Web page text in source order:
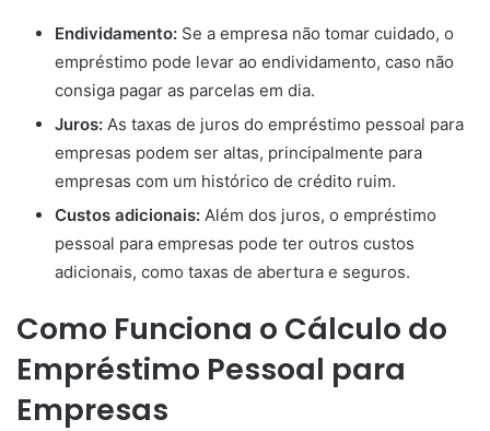
Endividamento: Se a empresa não tomar cuidado, o
empréstimo pode levar ao endividamento, caso não
consiga pagar as parcelas em dia.
Juros: As taxas de juros do empréstimo pessoal para
empresas podem ser altas, principalmente para
empresas com um histórico de crédito ruim.
Custos adicionais: Além dos juros, o empréstimo
pessoal para empresas pode ter outros custos
adicionais, como taxas de abertura e seguros.
Como Funciona o Cálculo do
Empréstimo Pessoal para
Empresas